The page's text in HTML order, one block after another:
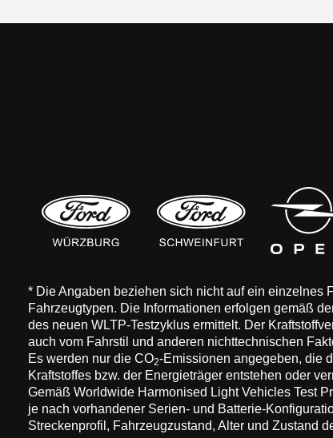
* Die Angaben beziehen sich nicht auf ein einzelnes
Fahrzeugtypen. Die Informationen erfolgen gemäß
des neuen WLTP-Testzyklus ermittelt. Der
auch vom Fahrstil und anderen nichttechnischen
Es werden nur die CO2-Emissionen angegeben, die
Kraftstoffes bzw. der Energieträger entstehen oder
Gemäß Worldwide Harmonised Light Vehicles Test
je nach vorhandener Serien- und Batterie-
Streckenprofil, Fahrzeugzustand, Alter und Zustand